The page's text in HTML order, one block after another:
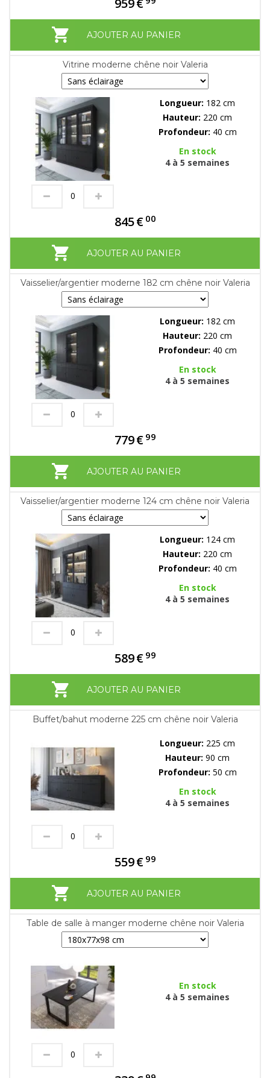
959€
AJOUTER AU PANIER
Vitrine moderne chêne noir Valeria
Longueur: 182 cm
Hauteur: 220 cm
Profondeur: 40 cm
En stock
4 à 5 semaines
845€ 00
AJOUTER AU PANIER
Vaisselier/argentier moderne 182 cm chêne noir Valeria
Longueur: 182 cm
Hauteur: 220 cm
Profondeur: 40 cm
En stock
4 à 5 semaines
779€ 99
AJOUTER AU PANIER
Vaisselier/argentier moderne 124 cm chêne noir Valeria
Longueur: 124 cm
Hauteur: 220 cm
Profondeur: 40 cm
En stock
4 à 5 semaines
589€ 99
AJOUTER AU PANIER
Buffet/bahut moderne 225 cm chêne noir Valeria
Longueur: 225 cm
Hauteur: 90 cm
Profondeur: 50 cm
En stock
4 à 5 semaines
559€ 99
AJOUTER AU PANIER
Table de salle à manger moderne chêne noir Valeria
En stock
4 à 5 semaines